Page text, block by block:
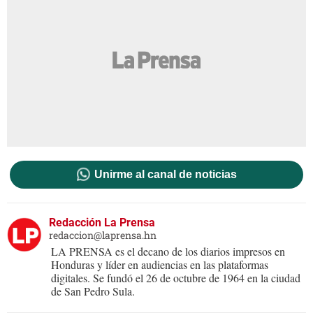
Unirme al canal de noticias
Redacción La Prensa
redaccion@laprensa.hn
LA PRENSA es el decano de los diarios impresos en
Honduras y líder en audiencias en las plataformas
digitales. Se fundó el 26 de octubre de 1964 en la ciudad
de San Pedro Sula.